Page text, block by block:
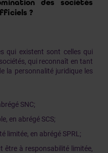
des sociétés
?
qui existent sont celles qui
qui reconnaît en tant
la personnalité juridique les
SNC;
en abrégé SCS;
limitée, en abrégé SPRL;
être à responsabilité limitée,